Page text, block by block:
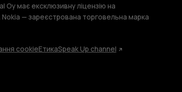
Oy має ексклюзивну ліцензію на
— зареєстрована торговельна марка
cookieЕтикаSpeak Up channel